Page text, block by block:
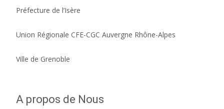
Préfecture de l’Isère
Union Régionale CFE-CGC Auvergne Rhône-Alpes
Ville de Grenoble
A propos de Nous